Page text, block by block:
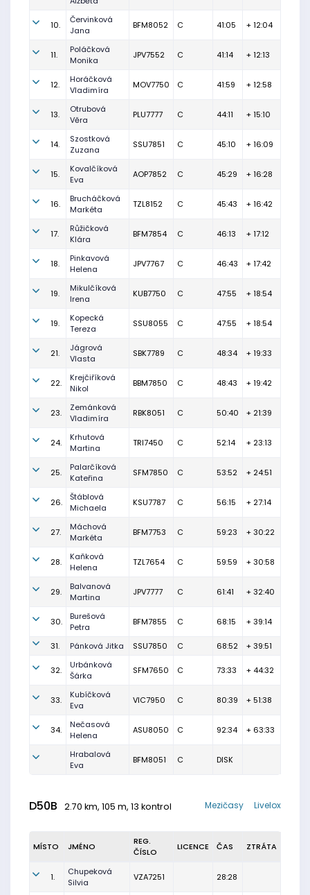
10.
Červinková
Jana
BFM8052 C 41:05 + 12:04
11.
Poláčková
Monika
JPV7552 C 41:14 + 12:13
12.
Horáčková
Vladimíra
MOV7750 C 41:59 + 12:58
13.
Otrubová
Věra
PLU7777 C 44:11 + 15:10
14.
Szostková
Zuzana
SSU7851 C 45:10 + 16:09
15.
Kovalčíková
Eva
AOP7852 C 45:29 + 16:28
16.
Brucháčková
Markéta
TZL8152 C 45:43 + 16:42
17.
Růžičková
Klára
BFM7854 C 46:13 + 17:12
18.
Pinkavová
Helena
JPV7767 C 46:43 + 17:42
19.
Mikulčíková
Irena
KUB7750 C 47:55 + 18:54
19.
Kopecká
Tereza
SSU8055 C 47:55 + 18:54
21.
Jágrová
Vlasta
SBK7789 C 48:34 + 19:33
22.
Krejčiříková
Nikol
BBM7850 C 48:43 + 19:42
23.
Zemánková
Vladimíra
RBK8051 C 50:40 + 21:39
24.
Krhutová
Martina
TRI7450 C 52:14 + 23:13
25.
Palarčíková
Kateřina
SFM7850 C 53:52 + 24:51
26.
Štáblová
Michaela
KSU7787 C 56:15 + 27:14
27.
Máchová
Markéta
BFM7753 C 59:23 + 30:22
28.
Kaňková
Helena
TZL7654 C 59:59 + 30:58
29.
Balvanová
Martina
JPV7777 C 61:41 + 32:40
30.
Burešová
Petra
BFM7855 C 68:15 + 39:14
31. Pánková Jitka SSU7850 C 68:52 + 39:51
32.
Urbánková
Šárka
SFM7650 C 73:33 + 44:32
33.
Kubíčková
Eva
VIC7950 C 80:39 + 51:38
34.
Nečasová
Helena
ASU8050 C 92:34 + 63:33
Hrabalová
Eva
BFM8051 C DISK
D50B 2.70 km, 105 m, 13 kontrol Livelox
Mezičasy
MÍSTO JMÉNO
REG.
ČÍSLO
LICENCE ČAS ZTRÁTA
1.
Chupeková
Silvia
VZA7251 28:28